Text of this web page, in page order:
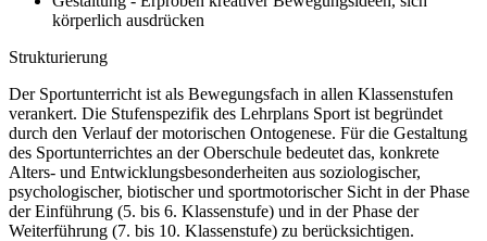
körperlich ausdrücken
Strukturierung
Der Sportunterricht ist als Bewegungsfach in allen Klassenstufen
verankert. Die Stufenspezifik des Lehrplans Sport ist begründet
durch den Verlauf der motorischen Ontogenese. Für die Gestaltung
des Sportunterrichtes an der Oberschule bedeutet das, konkrete
Alters- und Entwicklungsbesonderheiten aus soziologischer,
psychologischer, biotischer und sportmotorischer Sicht in der Phase
der Einführung (5. bis 6. Klassenstufe) und in der Phase der
Weiterführung (7. bis 10. Klassenstufe) zu berücksichtigen.